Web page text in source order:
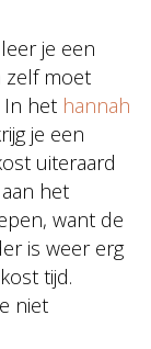
je een
zelf moet
In het hannah
je een
uiteraard
het
want de
is weer erg
tijd.
niet